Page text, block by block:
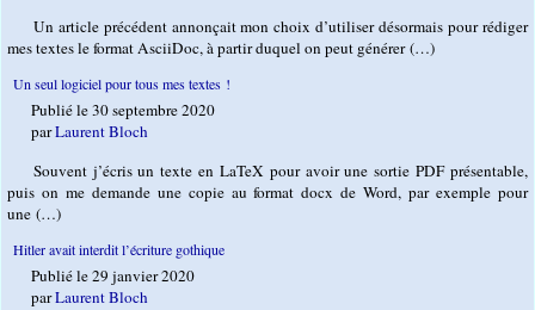
Un article précédent annonçait mon choix d’utiliser désormais pour rédiger
mes textes le format AsciiDoc, à partir duquel on peut générer (…)
Un seul logiciel pour tous mes textes !
Publié le 30 septembre 2020
parLaurent Bloch
Souvent j’écris un texte en LaTeX pour avoir une sortie PDF présentable,
puis on me demande une copie au format docx de Word, par exemple pour
une (…)
Hitler avait interdit l’écriture gothique
Publié le 29 janvier 2020
parLaurent Bloch